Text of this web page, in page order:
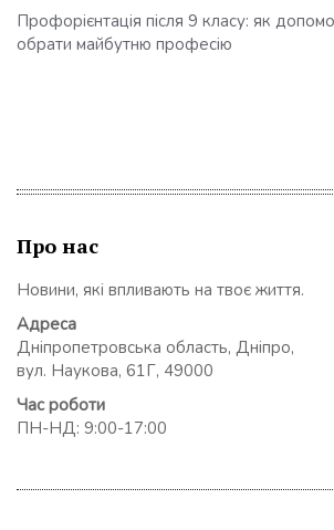
Профорієнтація після 9 класу: як
обрати майбутню професію
Про нас
Новини, які впливають на твоє життя.
Адреса
Дніпропетровська область, Дніпро,
вул. Наукова, 61Г, 49000
Час роботи
ПН-НД: 9:00-17:00